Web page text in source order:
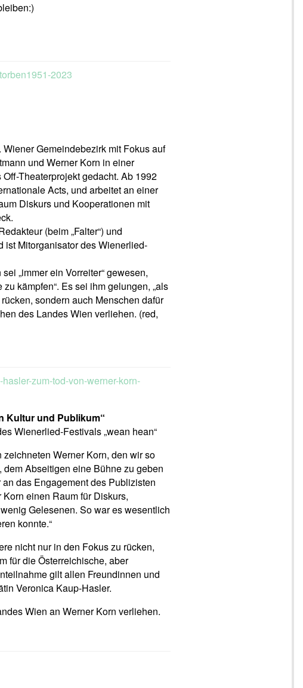
2023
Gemeindebezirk mit Fokus auf
und Werner Korn in einer
Theaterprojekt gedacht. Ab 1992
Acts, und arbeitet an einer
Diskurs und Kooperationen mit
(beim „Falter“) und
ist Mitorganisator des Wienerlied-
„immer ein Vorreiter“ gewesen,
kämpfen“. Es sei ihm gelungen, „als
sondern auch Menschen dafür
des Landes Wien verliehen. (red,
zum-tod-von-werner-korn-
Kultur und Publikum“
Wienerlied-Festivals „wean hean“
Werner Korn, den wir so
Abseitigen eine Bühne zu geben
das Engagement des Publizisten
einen Raum für Diskurs,
Gelesenen. So war es wesentlich
konnte.“
nicht nur in den Fokus zu rücken,
für die Österreichische, aber
gilt allen Freundinnen und
Veronica Kaup-Hasler.
Wien an Werner Korn verliehen.